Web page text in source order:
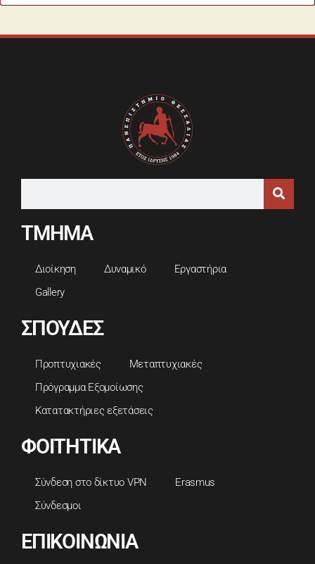
ΤΜΗΜΑ
Διοίκηση Δυναμικό
Εργαστήρια
Gallery
ΣΠΟΥΔΕΣ
Προπτυχιακές
Μεταπτυχιακές
Πρόγραμμα Εξομοίωσης
Κατατακτήριες εξετάσεις
ΦΟΙΤΗΤΙΚΑ
Σύνδεση στο δίκτυο VPN
Erasmus
Σύνδεσμοι
ΕΠΙΚΟΙΝΩΝΙΑ